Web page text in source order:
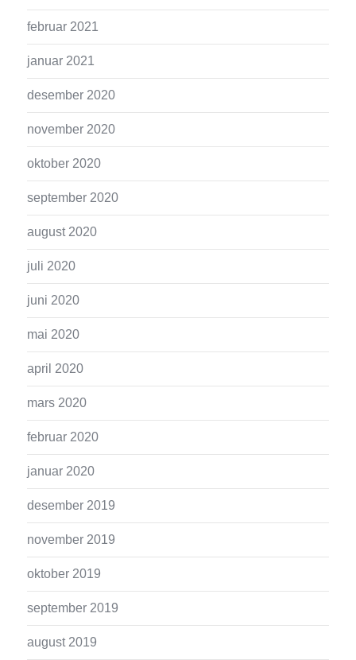
februar 2021
januar 2021
desember 2020
november 2020
oktober 2020
september 2020
august 2020
juli 2020
juni 2020
mai 2020
april 2020
mars 2020
februar 2020
januar 2020
desember 2019
november 2019
oktober 2019
september 2019
august 2019